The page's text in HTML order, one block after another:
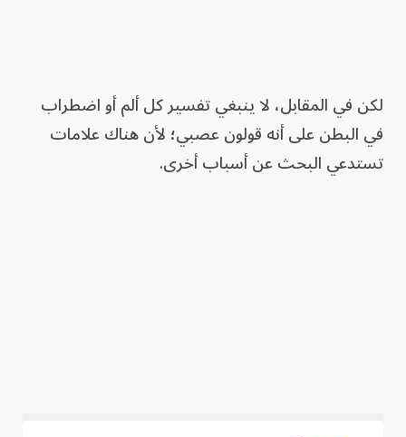
لكن في المقابل، لا ينبغي تفسير كل ألم أو اضطراب
في البطن على أنه قولون عصبي؛ لأن هناك علامات
تستدعي البحث عن أسباب أخرى.